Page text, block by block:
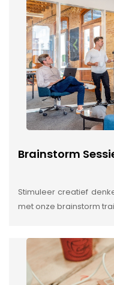
Brainstorm
Stimuleer creatief
met onze brainstorm